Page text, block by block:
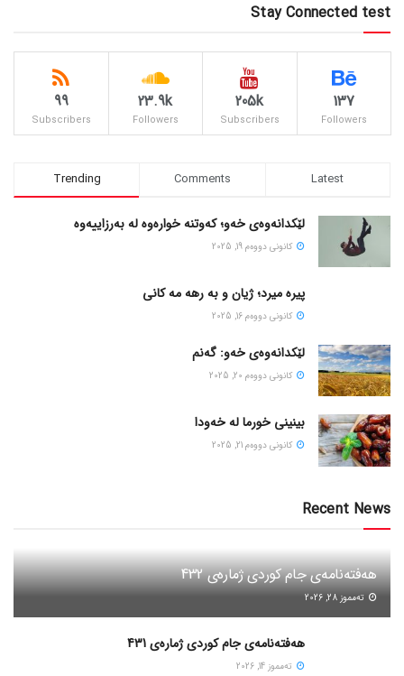
Stay Connected test
137
Followers
205k
Subscribers
23.9k
Followers
99
Subscribers
Trending Comments Latest
لێکدانەوەی خەو؛ کەوتنە خوارەوە لە بەرزاییەوە
كانونی دووه‌م 19, 2025
پیره میرد؛ ژیان و به رهه مه کانی
كانونی دووه‌م 16, 2025
لێکدانەوەی خەو: گەنم
كانونی دووه‌م 20, 2025
بینینی خورما لە خەودا
كانونی دووه‌م 21, 2025
Recent News
هەفتەنامەی جام کوردی ژمارەی 432
ته‌مموز 28, 2026
هەفتەنامەی جام کوردی ژمارەی 431
ته‌مموز 14, 2026